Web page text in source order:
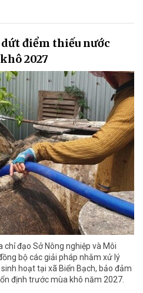
dứt điểm thiếu nước
2027
chỉ đạo Sở Nông nghiệp và Môi
bộ các giải pháp nhằm xử lý
hoạt tại xã Biển Bạch, bảo đảm
định trước mùa khô năm 2027.